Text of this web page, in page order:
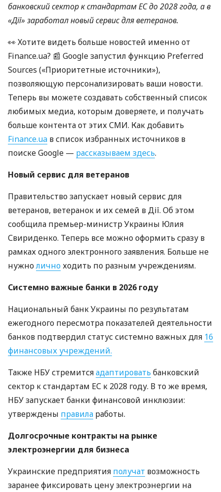
банковский сектор к стандартам ЕС до 2028 года, а в
«Дії» заработал новый сервис для ветеранов.
👀 Хотите видеть больше новостей именно от
Finance.ua? 📰 Google запустил функцию Preferred
Sources («Приоритетные источники»),
позволяющую персонализировать ваши новости.
Теперь вы можете создавать собственный список
любимых медиа, которым доверяете, и получать
больше контента от этих СМИ. Как добавить
Finance.ua в список избранных источников в
поиске Google — рассказываем здесь.
Новый сервис для ветеранов
Правительство запускает новый сервис для
ветеранов, ветеранок и их семей в Дії. Об этом
сообщила премьер-министр Украины Юлия
Свириденко. Теперь все можно оформить сразу в
рамках одного электронного заявления. Больше не
нужноличноходить по разным учреждениям.
Системно важные банки в 2026 году
Национальный банк Украины по результатам
ежегодного пересмотра показателей деятельности
банков подтвердил статус системно важных для 16
финансовых учреждений.
Также НБУ стремитсяадаптировать банковский
сектор к стандартам ЕС к 2028 году. В то же время,
НБУ запускает банки финансовой инклюзии:
утверждены правила работы.
Долгосрочные контракты на рынке
электроэнергии для бизнеса
Украинские предприятия получат возможность
заранее фиксировать цену электроэнергии на